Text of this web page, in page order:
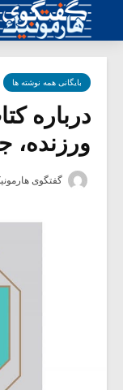
بایگانی همه نوشته ها
درباره
ورزنده،
گفتگوی